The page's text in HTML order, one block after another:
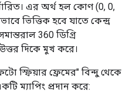
এর অর্থ হল কোণ (0, 0,
ভিত্তিক হবে যাতে কেন্দ্র
360 ডিগ্রি
দিকে মুখ করে।
স্ফিয়ার ফ্রেমের" বিন্দু থেকে
ম্যাপিং প্রদান করে: